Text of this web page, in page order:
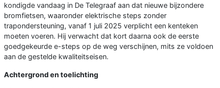
kondigde vandaag in De Telegraaf aan dat nieuwe bijzondere
bromfietsen, waaronder elektrische steps zonder
trapondersteuning, vanaf 1 juli 2025 verplicht een kenteken
moeten voeren. Hij verwacht dat kort daarna ook de eerste
goedgekeurde e-steps op de weg verschijnen, mits ze voldoen
aan de gestelde kwaliteitseisen.
Achtergrond en toelichting